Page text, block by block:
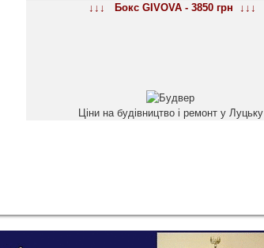
↓↓↓ Бокс GIVOVA - 3850 грн ↓↓↓
Ціни на будівництво і ремонт у Луцьку